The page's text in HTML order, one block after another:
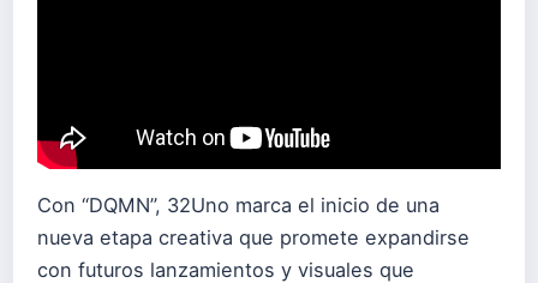
Con “DQMN”, 32Uno marca el inicio de una
nueva etapa creativa que promete expandirse
con futuros lanzamientos y visuales que